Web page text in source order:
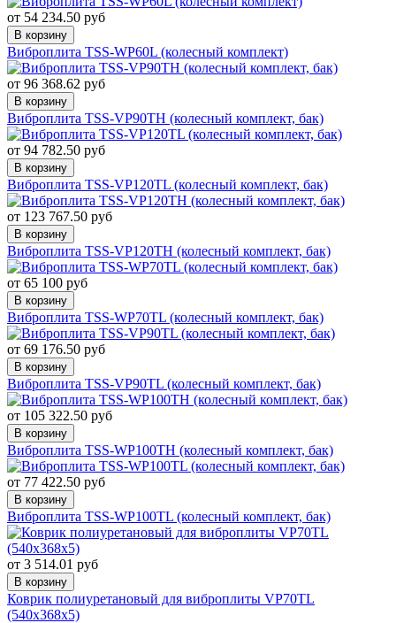
от 54 234.50 руб
В корзину
Виброплита TSS-WP60L (колесный комплект)
от 96 368.62 руб
В корзину
Виброплита TSS-VP90TH (колесный комплект, бак)
от 94 782.50 руб
В корзину
Виброплита TSS-VP120TL (колесный комплект, бак)
от 123 767.50 руб
В корзину
Виброплита TSS-VP120TH (колесный комплект, бак)
от 65 100 руб
В корзину
Виброплита TSS-WP70TL (колесный комплект, бак)
от 69 176.50 руб
В корзину
Виброплита TSS-VP90TL (колесный комплект, бак)
от 105 322.50 руб
В корзину
Виброплита TSS-WP100TH (колесный комплект, бак)
от 77 422.50 руб
В корзину
Виброплита TSS-WP100TL (колесный комплект, бак)
от 3 514.01 руб
В корзину
Коврик полиуретановый для виброплиты VP70TL
(540х368х5)